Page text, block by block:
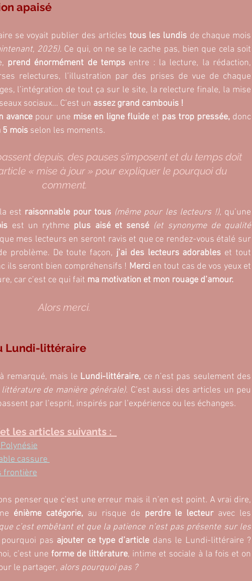
apaisé
se voyait publier des articles tous les lundis de chaque mois
2025). Ce qui, on ne se le cache pas, bien que cela soit
prend énormément de temps entre : la lecture, la rédaction,
relectures, l’illustration par des prises de vue de chaque
l’intégration de tout ça sur le site, la relecture finale, la mise
sociaux... C’est un assez grand cambouis !
avance pour une mise en ligne fluide et pas trop pressée, donc
5 mois selon les moments.
depuis, des pauses s’imposent et du temps doit
« mise à jour » pour expliquer le pourquoi du
comment.
est raisonnable pour tous (même pour les lecteurs !), qu’une
est un rythme plus aisé et sensé (et synonyme de qualité
que mes lecteurs en seront ravis et que ce rendez-vous étalé sur
problème. De toute façon, j’ai des lecteurs adorables et tout
ils seront bien compréhensifs ! Merci en tout cas de vos yeux et
car c’est ce qui fait ma motivation et mon rouage d’amour.
Alors merci.
Lundi-littéraire
remarqué, mais le
Lundi-littéraire, ce n’est pas seulement des
littérature de manière générale). C’est aussi des articles un peu
par l’esprit, inspirés par l’expérience ou les échanges.
les articles suivants :
cassure
frontière
penser que c’est une erreur mais il n’en est point. A vrai dire,
énième catégorie, au risque de perdre le lecteur avec les
c’est embêtant et que la patience n’est pas présente sur les
pas ajouter ce type d’article dans le Lundi-littéraire ?
c’est une forme de littérature, intime et sociale à la fois et on
le partager, alors pourquoi pas ?